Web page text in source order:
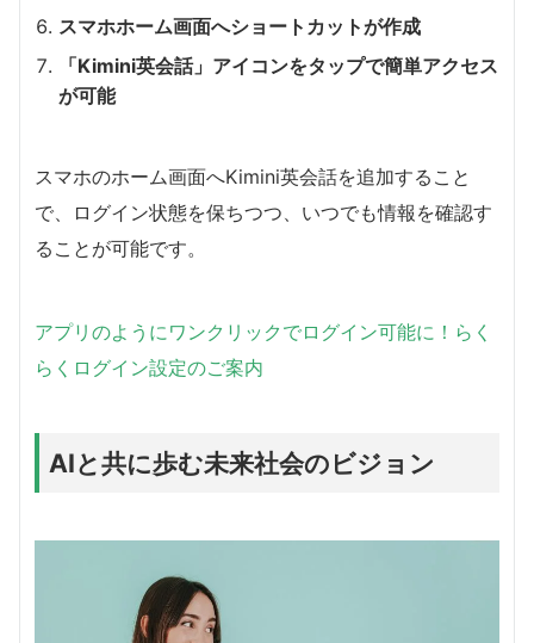
スマホホーム画面へショートカットが作成
「Kimini英会話」アイコンをタップで簡単アクセス
が可能
スマホのホーム画面へKimini英会話を追加すること
で、ログイン状態を保ちつつ、いつでも情報を確認す
ることが可能です。
アプリのようにワンクリックでログイン可能に！らく
らくログイン設定のご案内
AIと共に歩む未来社会のビジョン